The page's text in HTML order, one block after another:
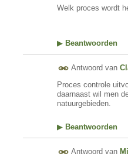
Welk proces wordt
▶ Beantwoorden
Antwoord van
Proces controle
daarnaast wil men
natuurgebieden.
▶ Beantwoorden
Antwoord van